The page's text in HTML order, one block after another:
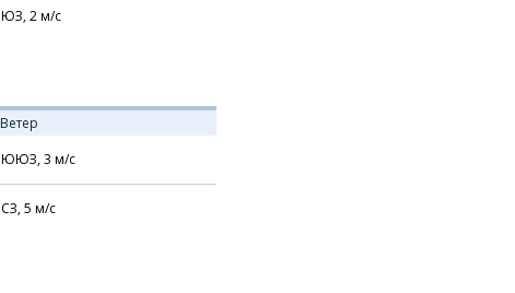
ЮЗ, 2м/с
Ветер
ЮЮЗ, 3 м/с
СЗ, 5 м/с